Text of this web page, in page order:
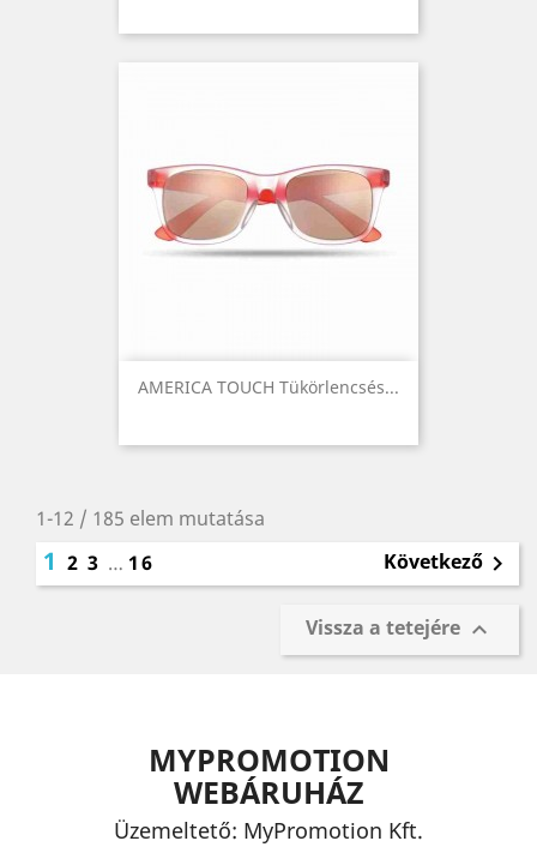
AMERICA TOUCH Tükörlencsés...
1-12 / 185 elem mutatása
1 2 3 … 16 Következő 
Vissza a tetejére 
MYPROMOTION
WEBÁRUHÁZ
Üzemeltető: MyPromotion Kft.